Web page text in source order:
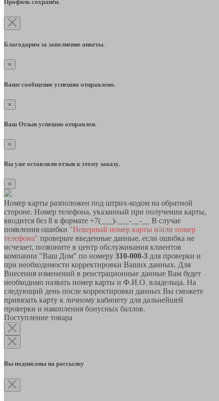
Профиль сохранён.
Благодарим за заполнение анкеты.
×
Ваше сообщение успешно отправлено.
×
Ваш Отзыв успешно отправлен.
×
Вы уже оставляли отзыв к этому заказу.
×
Номер карты разположен под штрих-кодом на обратной
стороне. Номер телефона, указанный при получении карты,
вводится без 8 в формате +7(___)-___-__-__ В случае
появления ошибки "Неверный номер карты и/или номер
телефона" проверьте введенные данные, если ошибка не
исчезает, позвоните в центр обслуживания клиентов
компании "Ваш Дом" по номеру 310-000-3 для проверки и
при необходимости корректировки Ваших данных. Для
Внесения изменений в реистрационные данные Вам будет
необходимо назвать номер карты и Ф.И.О. владельца. На
следующий день после корректировки данных Вы сможете
привязать карту к личному кабинету для дальнейшей
проверки и накопления бонусных баллов.
Поступление товара
Вы подписаны на рассылку